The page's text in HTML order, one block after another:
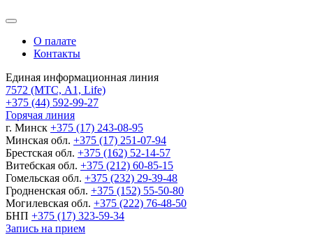
О палате
Контакты
Единая информационная линия
7572 (МТС, A1, Life)
+375 (44) 592-99-27
Горячая линия
г. Минск +375 (17) 243-08-95
Минская обл. +375 (17) 251-07-94
Брестская обл. +375 (162) 52-14-57
Витебская обл. +375 (212) 60-85-15
Гомельская обл. +375 (232) 29-39-48
Гродненская обл. +375 (152) 55-50-80
Могилевская обл. +375 (222) 76-48-50
БНП +375 (17) 323-59-34
Запись на прием